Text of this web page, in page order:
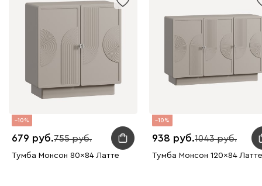
10
679 755
Тумба Монсон 80x84 Латте
10
938 1043
Тумба Монсон 120x84 Латте